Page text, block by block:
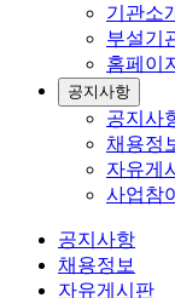
기관소
부설기
홈페이지
공지사항
공지사
채용정
자유게
사업참
공지사항
채용정보
자유게시판